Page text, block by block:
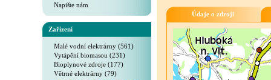
Napište nám
Zařízení
Malé vodní elektrárny (561)
Vytápění biomasou (231)
Bioplynové zdroje (177)
Větrné elektrárny (79)
Údaje o zdroji